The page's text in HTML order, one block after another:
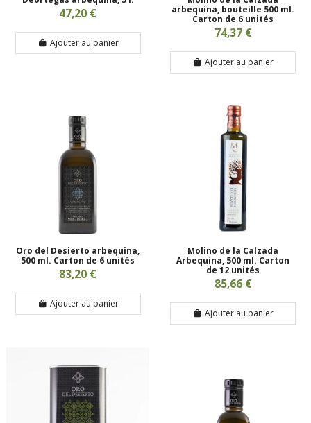
47,20 €
Ajouter au panier
arbequina, bouteille 500 ml.
Carton de 6 unités
74,37 €
Ajouter au panier
Oro del Desierto arbequina,
500 ml. Carton de 6 unités
83,20 €
Ajouter au panier
Molino de la Calzada
Arbequina, 500 ml. Carton
de 12 unités
85,66 €
Ajouter au panier